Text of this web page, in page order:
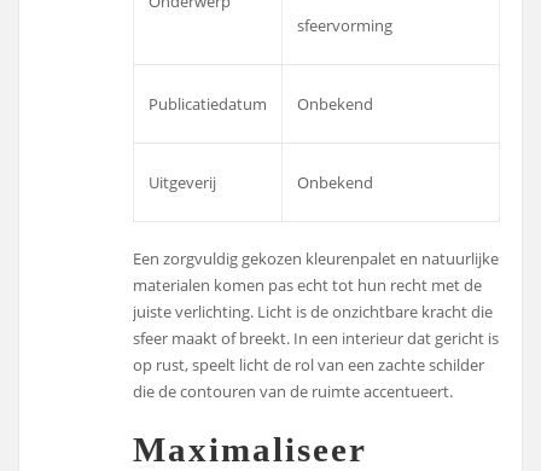
sfeervorming
Publicatiedatum Onbekend
Uitgeverij Onbekend
Een zorgvuldig gekozen kleurenpalet en natuurlijke
materialen komen pas echt tot hun recht met de
juiste verlichting. Licht is de onzichtbare kracht die
sfeer maakt of breekt. In een interieur dat gericht is
op rust, speelt licht de rol van een zachte schilder
die de contouren van de ruimte accentueert.
Maximaliseer